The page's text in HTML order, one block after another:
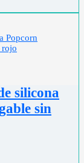
silicona
sin